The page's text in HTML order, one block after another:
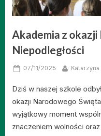
Akademia z
Niepodległości
Posted
07/11/2025 By
Dziś w naszej szkole
okazji Narodowego
wyjątkowy moment
znaczeniem wolności